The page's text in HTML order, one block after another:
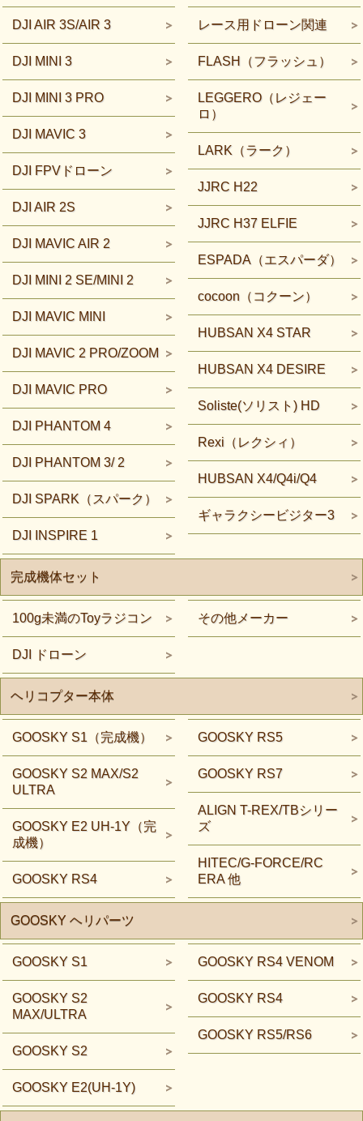
DJI AIR 3S/AIR 3
DJI MINI 3
DJI MINI 3 PRO
DJI MAVIC 3
DJI FPVドローン
DJI AIR 2S
DJI MAVIC AIR 2
DJI MINI 2 SE/MINI 2
DJI MAVIC MINI
DJI MAVIC 2 PRO/ZOOM
DJI MAVIC PRO
DJI PHANTOM 4
DJI PHANTOM 3/ 2
DJI SPARK（スパーク）
DJI INSPIRE 1
レース用ドローン関連
FLASH（フラッシュ）
LEGGERO（レジェー
ロ）
LARK（ラーク）
JJRC H22
JJRC H37 ELFIE
ESPADA（エスパーダ）
cocoon（コクーン）
HUBSAN X4 STAR
HUBSAN X4 DESIRE
Soliste(ソリスト) HD
Rexi（レクシィ）
HUBSAN X4/Q4i/Q4
ギャラクシービジター3
完成機体セット
100g未満のToyラジコン
DJI ドローン
その他メーカー
ヘリコプター本体
GOOSKY S1（完成機）
GOOSKY S2 MAX/S2
ULTRA
GOOSKY E2 UH-1Y（完
成機）
GOOSKY RS4
GOOSKY RS5
GOOSKY RS7
ALIGN T-REX/TBシリー
ズ
HITEC/G-FORCE/RC
ERA 他
GOOSKY ヘリパーツ
GOOSKY S1
GOOSKY S2
MAX/ULTRA
GOOSKY S2
GOOSKY E2(UH-1Y)
GOOSKY RS4 VENOM
GOOSKY RS4
GOOSKY RS5/RS6